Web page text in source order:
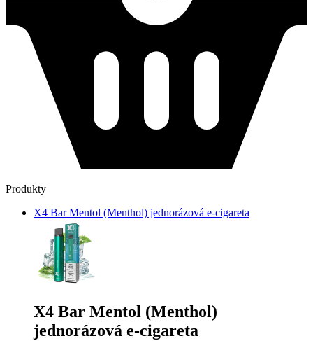
Produkty
X4 Bar Mentol (Menthol) jednorázová e-cigareta
X4 Bar Mentol (Menthol)
jednorázová e-cigareta